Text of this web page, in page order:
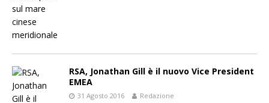
RSA, Jonathan Gill è il nuovo Vice President
EMEA
31 Agosto 2016 Redazione